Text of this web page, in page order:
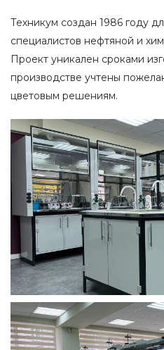
Техникум создан 1986 году
специалистов нефтяной и
Проект уникален сроками
производстве учтены
цветовым решениям.